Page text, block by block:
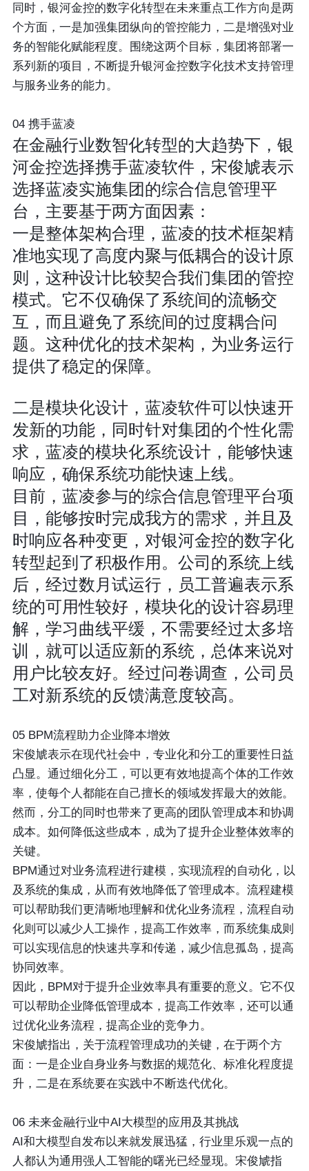
同时，银河金控的数字化转型在未来重点工作方向是两
个方面，一是加强集团纵向的管控能力，二是增强对业
务的智能化赋能程度。围绕这两个目标，集团将部署一
系列新的项目，不断提升银河金控数字化技术支持管理
与服务业务的能力。
04 携手蓝凌
在金融行业数智化转型的大趋势下，银
河金控选择携手蓝凌软件，宋俊虓表示
选择蓝凌实施集团的综合信息管理平
台，主要基于两方面因素：
一是整体架构合理 ，蓝凌的技术框架精
准地实现了高度内聚与低耦合的设计原
则，这种设计比较契合我们集团的管控
模式。它不仅确保了系统间的流畅交
互，而且避免了系统间的过度耦合问
题。这种优化的技术架构，为业务运行
提供了稳定的保障。
二是模块化设计，蓝凌软件可以快速开
发新的功能，同时针对集团的个性化需
求，蓝凌的模块化系统设计，能够快速
响应，确保系统功能快速上线。
目前，蓝凌参与的综合信息管理平台项
目，能够按时完成我方的需求，并且及
时响应各种变更，对银河金控的数字化
转型起到了积极作用。公司的系统上线
后，经过数月试运行，员工普遍表示系
统的可用性较好，模块化的设计容易理
解，学习曲线平缓，不需要经过太多培
训，就可以适应新的系统，总体来说对
用户比较友好。经过问卷调查，公司员
工对新系统的反馈满意度较高。
05 BPM流程助力企业降本增效
宋俊虓表示在现代社会中，专业化和分工的重要性日益
凸显。通过细化分工，可以更有效地提高个体的工作效
率，使每个人都能在自己擅长的领域发挥最大的效能。
然而，分工的同时也带来了更高的团队管理成本和协调
成本。如何降低这些成本，成为了提升企业整体效率的
关键。
BPM通过对业务流程进行建模，实现流程的自动化，以
及系统的集成，从而有效地降低了管理成本。流程建模
可以帮助我们更清晰地理解和优化业务流程，流程自动
化则可以减少人工操作，提高工作效率，而系统集成则
可以实现信息的快速共享和传递，减少信息孤岛，提高
协同效率。
因此，BPM对于提升企业效率具有重要的意义。它不仅
可以帮助企业降低管理成本，提高工作效率，还可以通
过优化业务流程，提高企业的竞争力。
宋俊虓指出，关于流程管理成功的关键，在于两个方
面：一是企业自身业务与数据的规范化、标准化程度提
升，二是在系统要在实践中不断迭代优化。
06 未来金融行业中AI大模型的应用及其挑战
AI和大模型自发布以来就发展迅猛，行业里乐观一点的
人都认为通用强人工智能的曙光已经显现。宋俊虓指